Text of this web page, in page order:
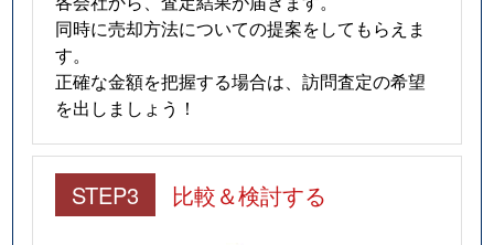
同時に売却方法についての提案をしてもらえま
す。
正確な金額を把握する場合は、訪問査定の希望
を出しましょう！
STEP3 比較＆検討する